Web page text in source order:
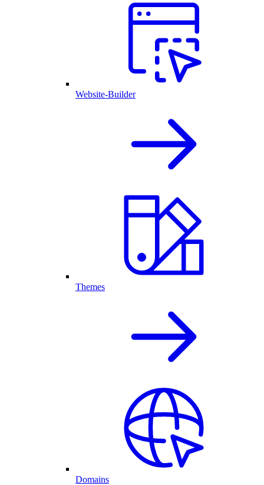
Website-Builder
Themes
Domains